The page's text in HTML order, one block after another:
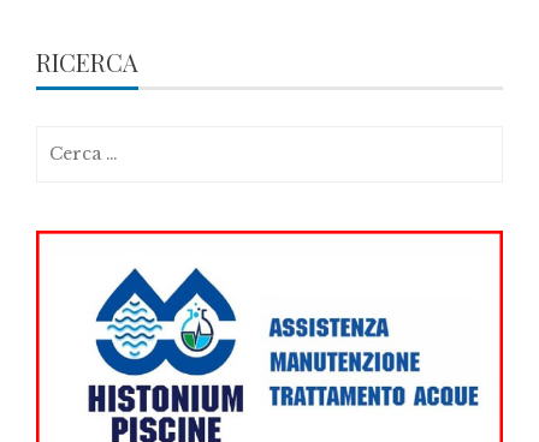
RICERCA